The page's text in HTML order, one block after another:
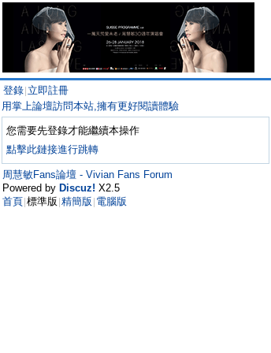
登錄 立即註冊
用掌上論壇訪問本站,擁有更好閱讀體驗
您需要先登錄才能繼續本操作
點擊此鏈接進行跳轉
周慧敏Fans論壇 - Vivian Fans Forum
Powered by Discuz! X2.5
首頁 標準版 精簡版 電腦版